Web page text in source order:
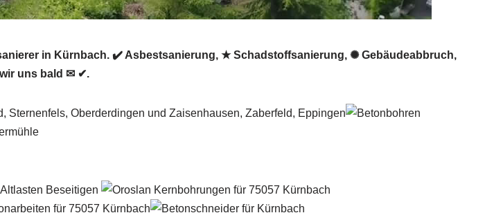
in Kürnbach. ✔️ Asbestsanierung, ★ Schadstoffsanierung, ✺ Gebäudeabbruch,
uns bald ✉ ✔.